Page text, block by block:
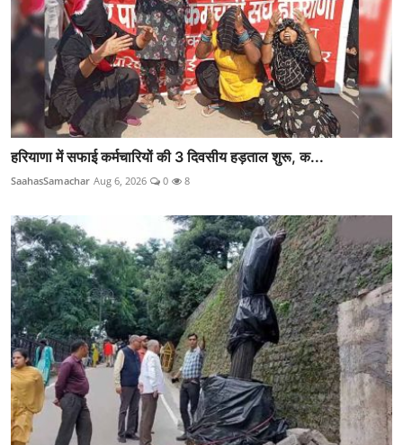
हरियाणा में सफाई कर्मचारियों की 3 दिवसीय हड़ताल शुरू, क...
SaahasSamachar Aug 6, 2026 0 8